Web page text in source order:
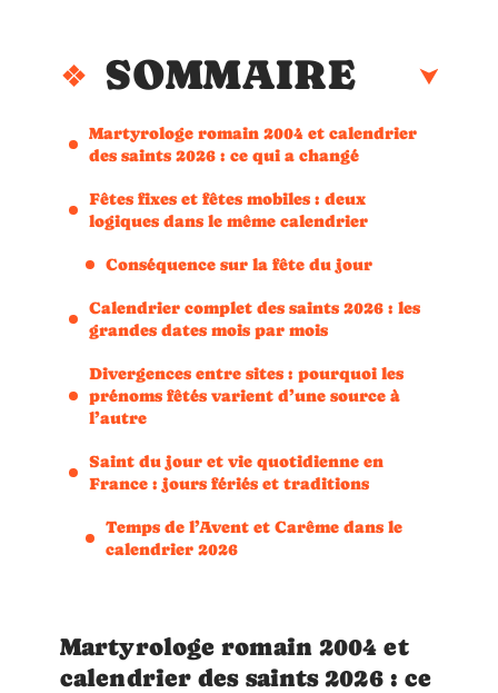
SOMMAIRE
Martyrologe romain 2004 et calendrier
des saints 2026 : ce qui a changé
Fêtes fixes et fêtes mobiles : deux
logiques dans le même calendrier
Conséquence sur la fête du jour
Calendrier complet des saints 2026 : les
grandes dates mois par mois
Divergences entre sites : pourquoi les
prénoms fêtés varient d’une source à
l’autre
Saint du jour et vie quotidienne en
France : jours fériés et traditions
Temps de l’Avent et Carême dans le
calendrier 2026
Martyrologe romain 2004 et
calendrier des saints 2026 : ce